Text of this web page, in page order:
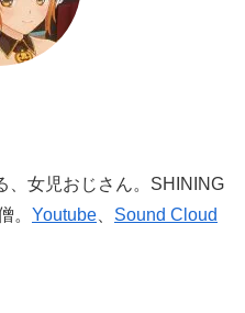
、女児おじさん。SHINING
。 Youtube
Sound Cloud